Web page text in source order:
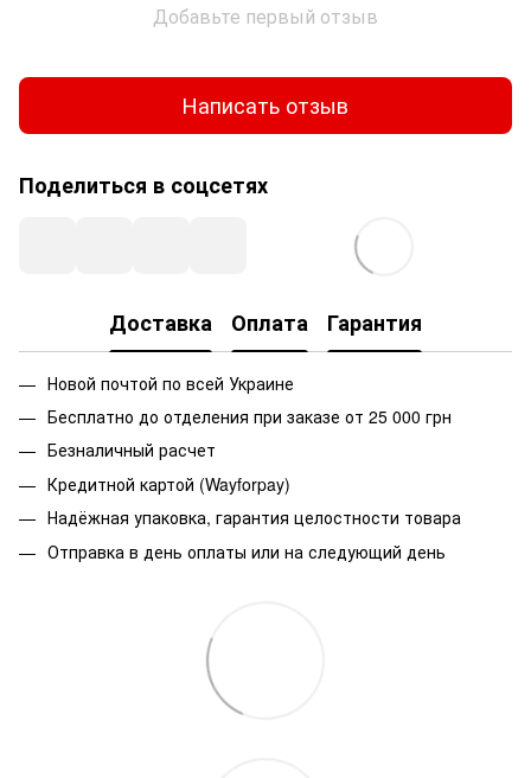
Добавьте первый отзыв
Написать отзыв
Поделиться в соцсетях
Доставка Оплата Гарантия
Новой почтой по всей Украине
Бесплатно до отделения при заказе от 25 000 грн
Безналичный расчет
Кредитной картой (Wayforpay)
Надёжная упаковка, гарантия целостности товара
Отправка в день оплаты или на следующий день